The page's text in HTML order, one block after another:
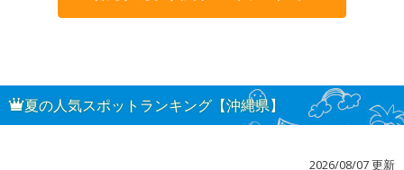
夏の人気スポットランキング【沖縄県】
2026/08/07 更新